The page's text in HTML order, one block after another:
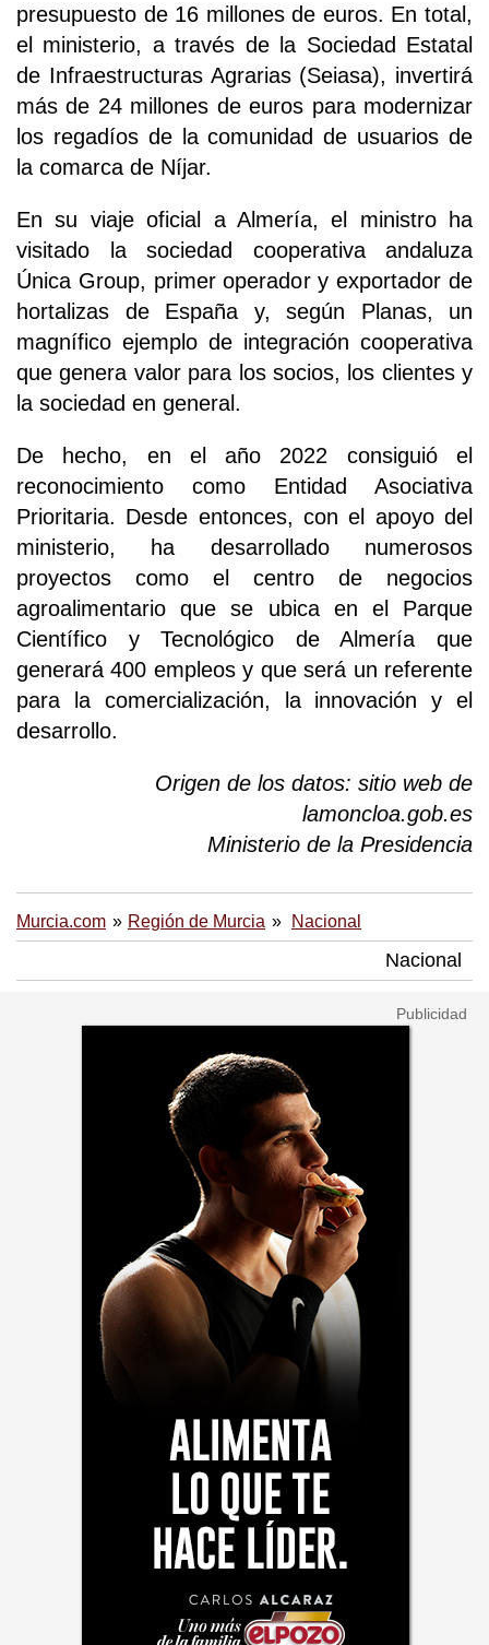
presupuesto de 16 millones de euros. En total,
el ministerio, a través de la Sociedad Estatal
de Infraestructuras Agrarias (Seiasa), invertirá
más de 24 millones de euros para modernizar
los regadíos de la comunidad de usuarios de
la comarca de Níjar.
En su viaje oficial a Almería, el ministro ha
visitado la sociedad cooperativa andaluza
Única Group, primer operador y exportador de
hortalizas de España y, según Planas, un
magnífico ejemplo de integración cooperativa
que genera valor para los socios, los clientes y
la sociedad en general.
De hecho, en el año 2022 consiguió el
reconocimiento como Entidad Asociativa
Prioritaria. Desde entonces, con el apoyo del
ministerio, ha desarrollado numerosos
proyectos como el centro de negocios
agroalimentario que se ubica en el Parque
Científico y Tecnológico de Almería que
generará 400 empleos y que será un referente
para la comercialización, la innovación y el
desarrollo.
Origen de los datos: sitio web de
lamoncloa.gob.es
Ministerio de la Presidencia
Murcia.com Región de Murcia Nacional
Nacional